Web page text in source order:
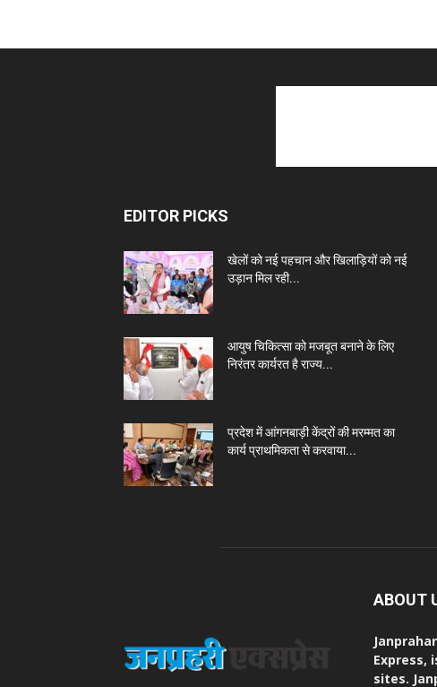
EDITOR PICKS
खेलों को नई पहचान और खिलाड़ियों को नई
उड़ान मिल रही...
आयुष चिकित्सा को मजबूत बनाने के लिए
निरंतर कार्यरत है राज्य...
प्रदेश में आंगनबाड़ी केंद्रों की मरम्मत का
कार्य प्राथमिकता से करवाया...
ABOUT
Express,
sites.